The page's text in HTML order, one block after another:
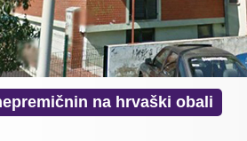
na hrvaški obali